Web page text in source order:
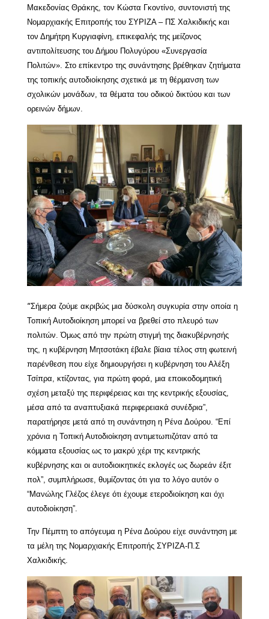
Μακεδονίας Θράκης, τον Κώστα Γκοντίνο, συντονιστή της
Νομαρχιακής Επιτροπής του ΣΥΡΙΖΑ – ΠΣ Χαλκιδικής και
τον Δημήτρη Κυργιαφίνη, επικεφαλής της μείζονος
αντιπολίτευσης του Δήμου Πολυγύρου «Συνεργασία
Πολιτών». Στο επίκεντρο της συνάντησης βρέθηκαν ζητήματα
της τοπικής αυτοδιοίκησης σχετικά με τη θέρμανση των
σχολικών μονάδων, τα θέματα του οδικού δικτύου και των
ορεινών δήμων.
“Σήμερα ζούμε ακριβώς μια δύσκολη συγκυρία στην οποία η
Τοπική Αυτοδιοίκηση μπορεί να βρεθεί στο πλευρό των
πολιτών. Όμως από την πρώτη στιγμή της διακυβέρνησής
της, η κυβέρνηση Μητσοτάκη έβαλε βίαια τέλος στη φωτεινή
παρένθεση που είχε δημιουργήσει η κυβέρνηση του Αλέξη
Τσίπρα, κτίζοντας, για πρώτη φορά, μια εποικοδομητική
σχέση μεταξύ της περιφέρειας και της κεντρικής εξουσίας,
μέσα από τα αναπτυξιακά περιφερειακά συνέδρια”,
παρατήρησε μετά από τη συνάντηση η Ρένα Δούρου. “Επί
χρόνια η Τοπική Αυτοδιοίκηση αντιμετωπιζόταν από τα
κόμματα εξουσίας ως το μακρύ χέρι της κεντρικής
κυβέρνησης και οι αυτοδιοικητικές εκλογές ως δωρεάν έξιτ
πολ”, συμπλήρωσε, θυμίζοντας ότι για το λόγο αυτόν ο
“Μανώλης Γλέζος έλεγε ότι έχουμε ετεροδιοίκηση και όχι
αυτοδιοίκηση”.
Την Πέμπτη το απόγευμα η Ρένα Δούρου είχε συνάντηση με
τα μέλη της Νομαρχιακής Επιτροπής ΣΥΡΙΖΑ-Π.Σ
Χαλκιδικής.